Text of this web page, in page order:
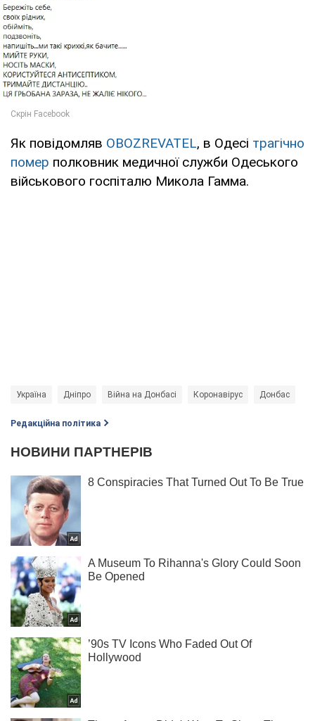
Як повідомляв OBOZREVATEL, в Одесі трагічно
помер полковник медичної служби Одеського
військового госпіталю Микола Гамма.
Україна Дніпро Війна на Донбасі Коронавірус Донбас
Редакційна політика